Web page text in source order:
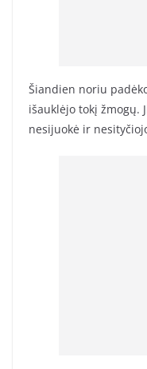
Šiandien noriu
išauklėjo tokį žmogų.
nesijuokė ir